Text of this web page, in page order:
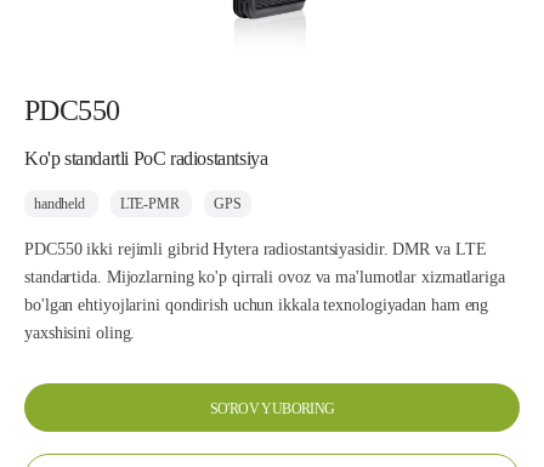
PDC550
Ko'p standartli PoC radiostantsiya
handheld LTE-PMR GPS
PDC550 ikki rejimli gibrid Hytera radiostantsiyasidir. DMR va LTE
standartida. Mijozlarning ko'p qirrali ovoz va ma'lumotlar xizmatlariga
bo'lgan ehtiyojlarini qondirish uchun ikkala texnologiyadan ham eng
yaxshisini oling.
SO'ROV YUBORING